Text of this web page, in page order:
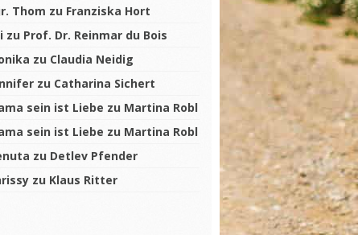
Thom zu Franziska Hort
zu Prof. Dr. Reinmar du Bois
zu Claudia Neidig
zu Catharina Sichert
sein ist Liebe zu Martina Robl
sein ist Liebe zu Martina Robl
zu Detlev Pfender
zu Klaus Ritter